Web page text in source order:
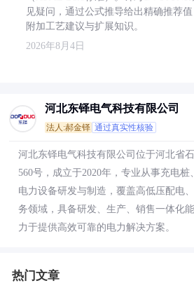
见疑问，通过公式推导给出精确推荐
附加工艺建议与扩展知识。
2026年8月4日
河北东铎电气科技有限公司
法人:郝金铎 通过真实性核验
河北东铎电气科技有限公司位于河北省
560号，成立于2020年，专业从事充电
电力设备研发与制造，覆盖高低压配电
务领域，具备研发、生产、销售一体化
力于提供高效可靠的电力解决方案。
热门文章